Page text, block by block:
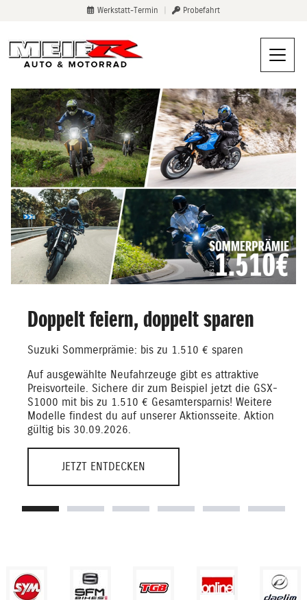
Werkstatt-Termin Probefahrt
Doppelt feiern, doppelt sparen
Suzuki Sommerprämie: bis zu 1.510 € sparen
Auf ausgewählte Neufahrzeuge gibt es attraktive
Preisvorteile. Sichere dir zum Beispiel jetzt die GSX-
S1000 mit bis zu 1.510 € Gesamtersparnis! Weitere
Modelle findest du auf unserer Aktionsseite. Aktion
gültig bis 30.09.2026.
JETZT ENTDECKEN